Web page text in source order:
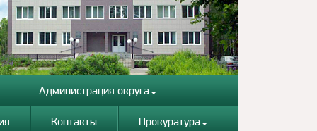
Администрация округа
Контакты Прокуратура